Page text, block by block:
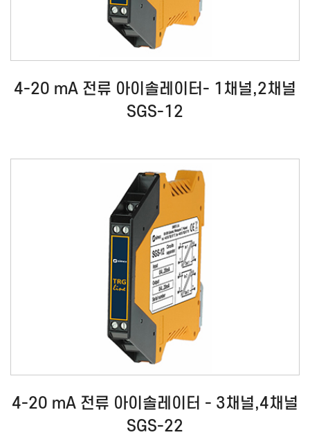
4-20 mA 전류 아이솔레이터- 1채널,2채널
SGS-12
4-20 mA 전류 아이솔레이터 - 3채널,4채널
SGS-22